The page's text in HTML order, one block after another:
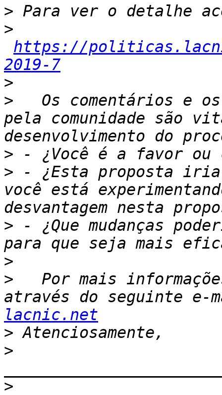
>
>
https://
2019-7
>
>
Os comentários e
pela comunidade são
>
> - ¿Esta proposta iria
você está
> - ¿Que mudanças
>
>
Por mais
através do seguinte
lacnic.net
>
>
>